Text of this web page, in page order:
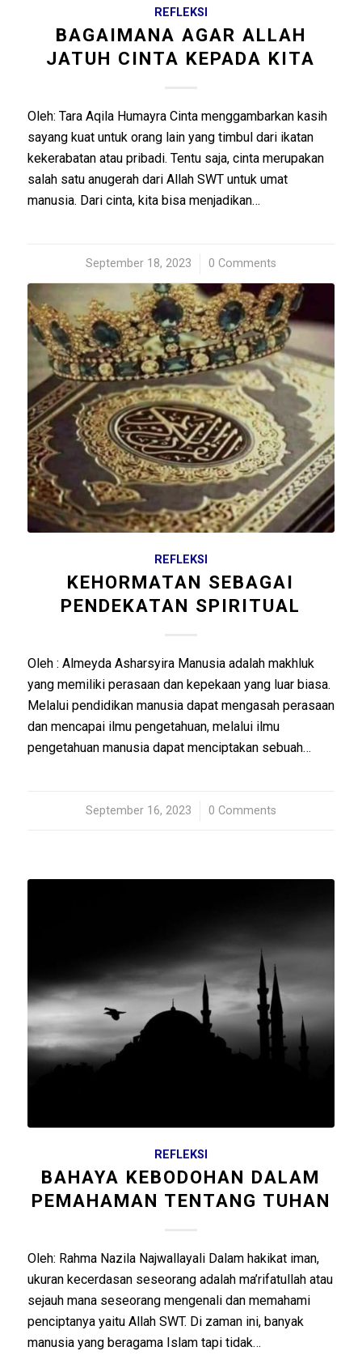
REFLEKSI
BAGAIMANA AGAR ALLAH
JATUH CINTA KEPADA KITA
Oleh: Tara Aqila Humayra Cinta menggambarkan kasih
sayang kuat untuk orang lain yang timbul dari ikatan
kekerabatan atau pribadi. Tentu saja, cinta merupakan
salah satu anugerah dari Allah SWT untuk umat
manusia. Dari cinta, kita bisa menjadikan…
September 18, 2023
/ 0 Comments
REFLEKSI
KEHORMATAN SEBAGAI
PENDEKATAN SPIRITUAL
Oleh : Almeyda Asharsyira Manusia adalah makhluk
yang memiliki perasaan dan kepekaan yang luar biasa.
Melalui pendidikan manusia dapat mengasah perasaan
dan mencapai ilmu pengetahuan, melalui ilmu
pengetahuan manusia dapat menciptakan sebuah…
September 16, 2023
/ 0 Comments
REFLEKSI
BAHAYA KEBODOHAN DALAM
PEMAHAMAN TENTANG TUHAN
Oleh: Rahma Nazila Najwallayali Dalam hakikat iman,
ukuran kecerdasan seseorang adalah ma’rifatullah atau
sejauh mana seseorang mengenali dan memahami
penciptanya yaitu Allah SWT. Di zaman ini, banyak
manusia yang beragama Islam tapi tidak…